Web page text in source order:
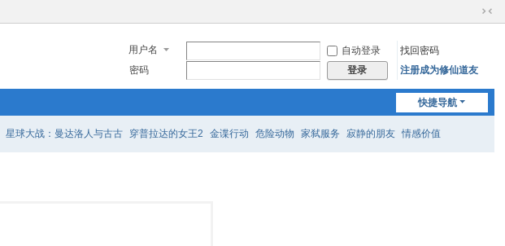
切
用户名 自动登录
找回密码
密码
登录 注册成为修仙道友
快捷导航
星球大战：曼达洛人与古古 穿普拉达的女王2 金谍行动 危险动物 家弑服务 寂静的朋友 情感价值